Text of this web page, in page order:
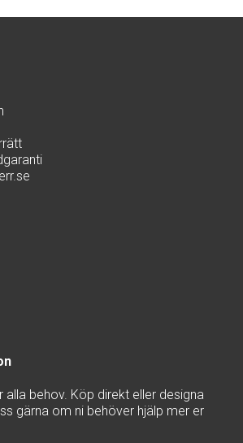
alla behov. Köp direkt eller designa
gärna om ni behöver hjälp mer er